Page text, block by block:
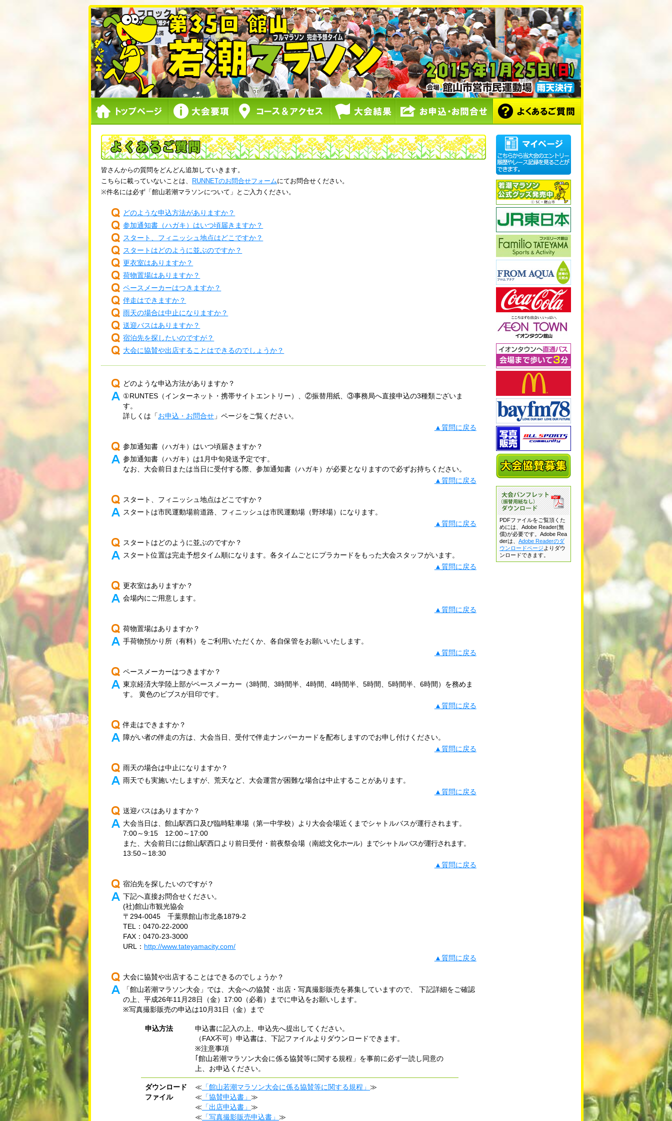
皆さんからの質問をどんどん追加していきます。
こちらに載っていないことは、
RUNNETのお問合せフォームにてお問合せください。
※件名には必ず「館山若潮マラソンについて」とご入力ください。
どのような申込方法がありますか？
参加通知書（ハガキ）はいつ頃届きますか？
スタート、フィニッシュ地点はどこですか？
スタートはどのように並ぶのですか？
更衣室はありますか？
荷物置場はありますか？
ペースメーカーはつきますか？
伴走はできますか？
雨天の場合は中止になりますか？
送迎バスはありますか？
宿泊先を探したいのですが？
大会に協賛や出店することはできるのでしょうか？
どのような申込方法がありますか？
①RUNTES（インターネット・携帯サイトエントリー）、②振替用紙、③事務局へ直接申込の3種類ございま
す。
詳しくは「お申込・お問合せ 」ページをご覧ください。
▲質問に戻る
参加通知書（ハガキ）はいつ頃届きますか？
参加通知書（ハガキ）は1月中旬発送予定です。
なお、大会前日または当日に受付する際、参加通知書（ハガキ）が必要となりますので必ずお持ちください。
▲質問に戻る
スタート、フィニッシュ地点はどこですか？
スタートは市民運動場前道路、フィニッシュは市民運動場（野球場）になります。
▲質問に戻る
スタートはどのように並ぶのですか？
スタート位置は完走予想タイム順になります。各タイムごとにプラカードをもった大会スタッフがいます。
▲質問に戻る
更衣室はありますか？
会場内にご用意します。
▲質問に戻る
荷物置場はありますか？
手荷物預かり所（有料）をご利用いただくか、各自保管をお願いいたします。
▲質問に戻る
ペースメーカーはつきますか？
東京経済大学陸上部がペースメーカー（3時間、3時間半、4時間、4時間半、5時間、5時間半、6時間）を務めま
す。 黄色のビブスが目印です。
▲質問に戻る
伴走はできますか？
障がい者の伴走の方は、大会当日、受付で伴走ナンバーカードを配布しますのでお申し付けください。
▲質問に戻る
雨天の場合は中止になりますか？
雨天でも実施いたしますが、荒天など、大会運営が困難な場合は中止することがあります。
▲質問に戻る
送迎バスはありますか？
大会当日は、館山駅西口及び臨時駐車場（第一中学校）より大会会場近くまでシャトルバスが運行されます。
7:00～9:15 12:00～17:00
また、大会前日には館山駅西口より前日受付・前夜祭会場（南総文化ホール）までシャトルバスが運行されます。
13:50～18:30
▲質問に戻る
宿泊先を探したいのですが？
下記へ直接お問合せください。
(社)館山市観光協会
〒294-0045 千葉県館山市北条1879-2
TEL：0470-22-2000
FAX：0470-23-3000
URL： http://www.tateyamacity.com/
▲質問に戻る
大会に協賛や出店することはできるのでしょうか？
「館山若潮マラソン大会」では、大会への協賛・出店・写真撮影販売を募集していますので、 下記詳細をご確認
の上、平成26年11月28日（金）17:00（必着）までに申込をお願いします。
※写真撮影販売の申込は10月31日（金）まで
申込方法
申込書に記入の上、申込先へ提出してください。
（FAX不可）申込書は、下記ファイルよりダウンロードできます。
※注意事項
｢館山若潮マラソン大会に係る協賛等に関する規程」を事前に必ず一読し同意の
上、お申込ください。
ダウンロード
ファイル
≪ 「館山若潮マラソン大会に係る協賛等に関する規程」 ≫
≪ 「協賛申込書」 ≫
≪ 「出店申込書」 ≫
≪ 「写真撮影販売申込書」 ≫
PDFファイルをご覧頂くた
めには、Adobe Reader(無
償)が必要です。Adobe Rea
derは、 Adobe Readerのダ
ウンロードページ よりダウ
ンロードできます。